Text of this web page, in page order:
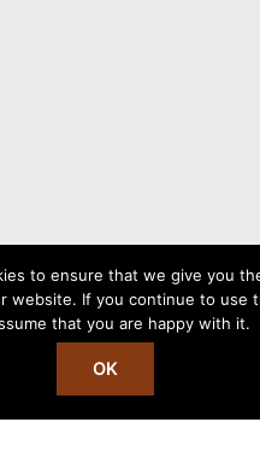
Copyright © 2026 Stålhetta
to ensure that we give you
website. If you continue to use
that you are happy with it.
OK